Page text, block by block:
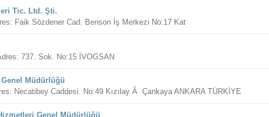
Tic. Ltd. Şti.
Faik Sözdener Cad. Benson İş Merkezi No:17 Kat
737. Sok. No:15 İVOGSAN
Müdürlüğü
Necatibey Caddesi. No:49 Kızılay Â Çankaya ANKARA TÜRKİYE
Genel Müdürlüğü